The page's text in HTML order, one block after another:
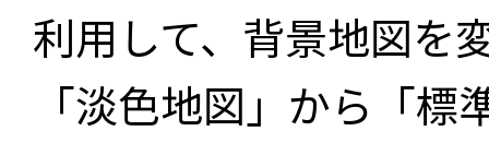
利用して、背景地図を
「淡色地図」から「